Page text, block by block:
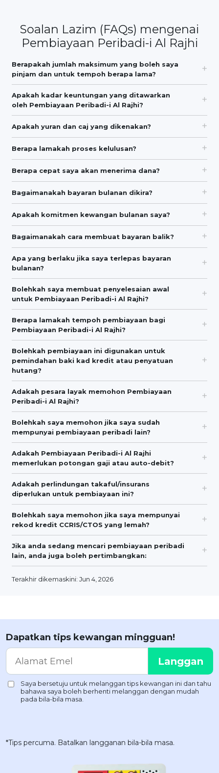
Soalan Lazim (FAQs) mengenai
Pembiayaan Peribadi-i Al Rajhi
Berapakah jumlah maksimum yang boleh saya
pinjam dan untuk tempoh berapa lama?
Apakah kadar keuntungan yang ditawarkan
oleh Pembiayaan Peribadi-i Al Rajhi?
Apakah yuran dan caj yang dikenakan?
Berapa lamakah proses kelulusan?
Berapa cepat saya akan menerima dana?
Bagaimanakah bayaran bulanan dikira?
Apakah komitmen kewangan bulanan saya?
Bagaimanakah cara membuat bayaran balik?
Apa yang berlaku jika saya terlepas bayaran
bulanan?
Bolehkah saya membuat penyelesaian awal
untuk Pembiayaan Peribadi-i Al Rajhi?
Berapa lamakah tempoh pembiayaan bagi
Pembiayaan Peribadi-i Al Rajhi?
Bolehkah pembiayaan ini digunakan untuk
pemindahan baki kad kredit atau penyatuan
hutang?
Adakah pesara layak memohon Pembiayaan
Peribadi-i Al Rajhi?
Bolehkah saya memohon jika saya sudah
mempunyai pembiayaan peribadi lain?
Adakah Pembiayaan Peribadi-i Al Rajhi
memerlukan potongan gaji atau auto-debit?
Adakah perlindungan takaful/insurans
diperlukan untuk pembiayaan ini?
Bolehkah saya memohon jika saya mempunyai
rekod kredit CCRIS/CTOS yang lemah?
Jika anda sedang mencari pembiayaan peribadi
lain, anda juga boleh pertimbangkan:
Terakhir dikemaskini: Jun 4, 2026
Dapatkan tips kewangan mingguan!
*Tips percuma. Batalkan langganan bila-bila masa.